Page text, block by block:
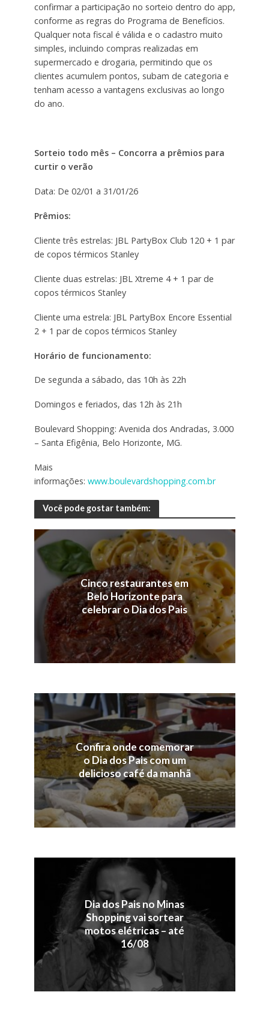
confirmar a participação no sorteio dentro do app,
conforme as regras do Programa de Benefícios.
Qualquer nota fiscal é válida e o cadastro muito
simples, incluindo compras realizadas em
supermercado e drogaria, permitindo que os
clientes acumulem pontos, subam de categoria e
tenham acesso a vantagens exclusivas ao longo
do ano.
Sorteio todo mês – Concorra a prêmios para
curtir o verão
Data: De 02/01 a 31/01/26
Prêmios:
Cliente três estrelas: JBL PartyBox Club 120 + 1 par
de copos térmicos Stanley
Cliente duas estrelas: JBL Xtreme 4 + 1 par de
copos térmicos Stanley
Cliente uma estrela: JBL PartyBox Encore Essential
2 + 1 par de copos térmicos Stanley
Horário de funcionamento:
De segunda a sábado, das 10h às 22h
Domingos e feriados, das 12h às 21h
Boulevard Shopping: Avenida dos Andradas, 3.000
– Santa Efigênia, Belo Horizonte, MG.
Mais
informações: www.boulevardshopping.com.br
Você pode gostar também:
Cinco restaurantes em
Belo Horizonte para
celebrar o Dia dos Pais
Confira onde comemorar
o Dia dos Pais com um
delicioso café da manhã
Dia dos Pais no Minas
Shopping vai sortear
motos elétricas – até
16/08